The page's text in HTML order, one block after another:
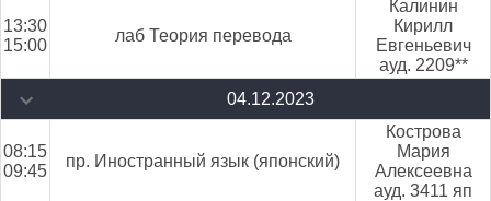
13:30
15:00
лаб Теория перевода
Калинин
Кирилл
Евгеньевич
ауд. 2209**
04.12.2023
08:15
09:45
пр. Иностранный язык (японский)
Кострова
Мария
Алексеевна
ауд. 3411 яп